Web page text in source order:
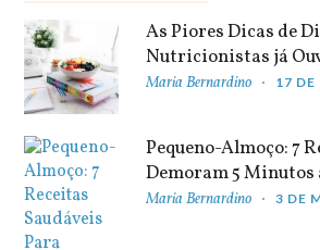
As Piores Dicas de
Nutricionistas já
Maria Bernardino 17
Pequeno-Almoço: 7
Demoram 5 Minutos
Maria Bernardino 3 DE